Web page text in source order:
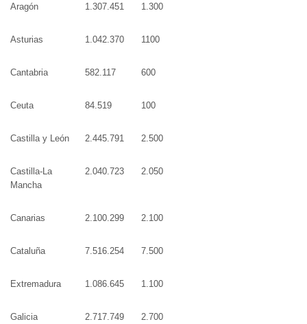
Aragón 1.307.451 1.300
Asturias 1.042.370 1100
Cantabria 582.117 600
Ceuta 84.519 100
Castilla y León 2.445.791 2.500
Castilla-La
Mancha
2.040.723 2.050
Canarias 2.100.299 2.100
Cataluña 7.516.254 7.500
Extremadura 1.086.645 1.100
Galicia 2.717.749 2.700